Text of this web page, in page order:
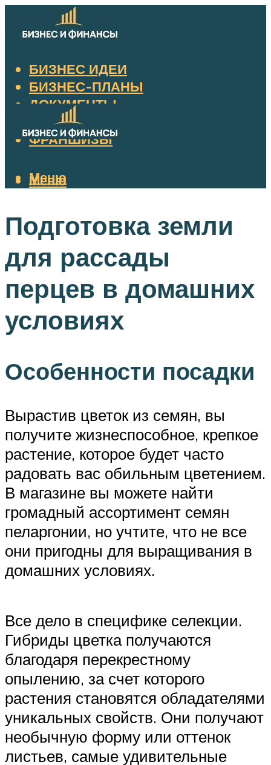
БИЗНЕС ИДЕИ
БИЗНЕС-ПЛАНЫ
ДОКУМЕНТЫ
НАЛОГИ
ФРАНШИЗЫ
Меню
Меню
Подготовка земли
для рассады
перцев в домашних
условиях
Особенности посадки
Вырастив цветок из семян, вы
получите жизнеспособное, крепкое
растение, которое будет часто
радовать вас обильным цветением.
В магазине вы можете найти
громадный ассортимент семян
пеларгонии, но учтите, что не все
они пригодны для выращивания в
домашних условиях.
Все дело в специфике селекции.
Гибриды цветка получаются
благодаря перекрестному
опылению, за счет которого
растения становятся обладателями
уникальных свойств. Они получают
необычную форму или оттенок
листьев, самые удивительные